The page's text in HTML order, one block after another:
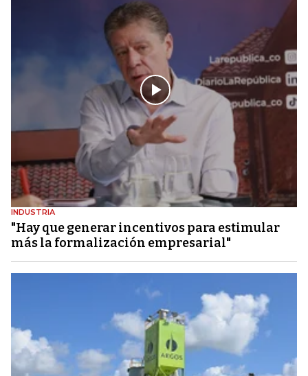
INDUSTRIA
"Hay que generar incentivos para estimular
más la formalización empresarial"